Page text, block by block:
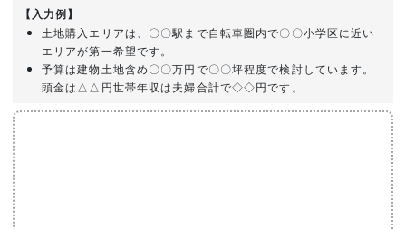
【入力例】
土地購入エリアは、〇〇駅まで自転車圏内で〇〇小学区に近い
エリアが第一希望です。
予算は建物土地含め〇〇万円で〇〇坪程度で検討しています。
頭金は△△円世帯年収は夫婦合計で◇◇円です。